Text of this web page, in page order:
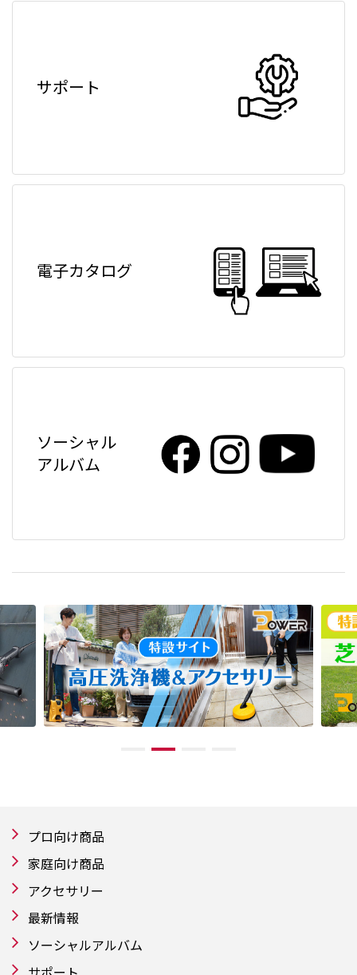
サポート
電子カタログ
ソーシャル
アルバム
プロ向け商品
家庭向け商品
アクセサリー
最新情報
ソーシャルアルバム